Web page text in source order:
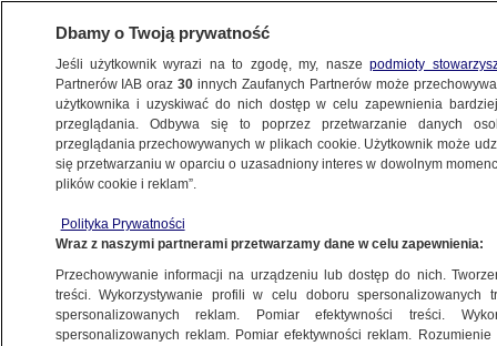
WARSZAWA
URSYNÓW
wyniki. Warszawa i Mazowsze
frekwencyjnymi liderami
13.07.2020, 07:35Aktualizacja: 13.07.2020, 20:31
Dbamy o Twoją prywatność
Jeśli użytkownik wyrazi na to zgodę, my, naszepodmioty
Partnerów IAB oraz30 innych Zaufanych Partnerów może
użytkownika i uzyskiwać do nich dostęp w celu zapewnienia
przeglądania. Odbywa się to poprzez przetwarzanie danych
przeglądania przechowywanych w plikach cookie. Użytkownik może
się przetwarzaniu w oparciu o uzasadniony interes w dowolnym
plików cookie i reklam”.
Polityka Prywatności
Wraz z naszymi partnerami przetwarzamy dane w celu zapewnienia:
Przechowywanie informacji na urządzeniu lub dostęp do nich.
treści. Wykorzystywanie profili w celu doboru spersonalizowanych
spersonalizowanych reklam. Pomiar efektywności treści.
spersonalizowanych reklam. Pomiar efektywności reklam.